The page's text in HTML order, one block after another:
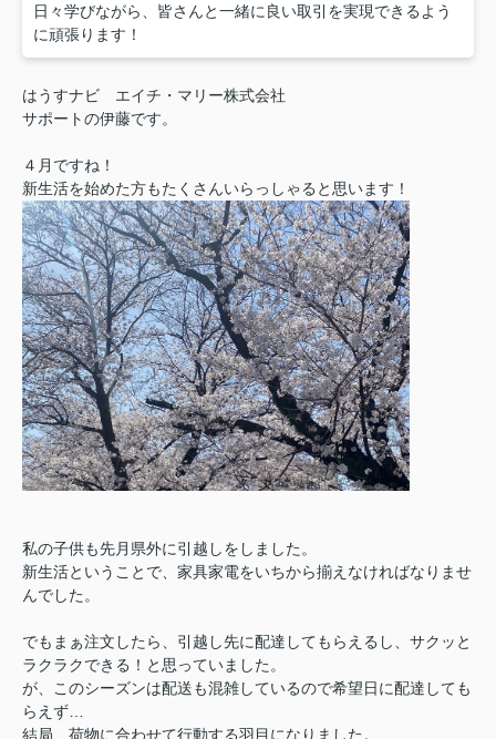
日々学びながら、皆さんと一緒に良い取引を実現できるよう
に頑張ります！
はうすナビ エイチ・マリー株式会社
サポートの伊藤です。
４月ですね！
新生活を始めた方もたくさんいらっしゃると思います！
私の子供も先月県外に引越しをしました。
新生活ということで、家具家電をいちから揃えなければなりませ
んでした。
でもまぁ注文したら、引越し先に配達してもらえるし、サクッと
ラクラクできる！と思っていました。
が、このシーズンは配送も混雑しているので希望日に配達しても
らえず…
結局、荷物に合わせて行動する羽目になりました。